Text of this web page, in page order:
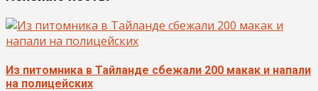
Из питомника в Тайланде сбежали 200 макак и напали
на полицейских